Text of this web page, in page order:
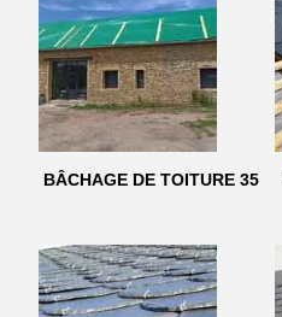
BÂCHAGE DE TOITURE 35